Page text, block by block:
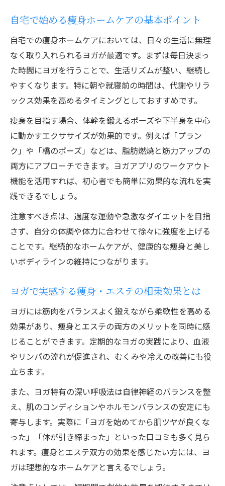
自宅で始める痩身ホームケアの基本ポイント
自宅での痩身ホームケアにおいては、日々の生活に無理
なく取り入れられるヨガが最適です。まずは毎日決まっ
た時間にヨガを行うことで、生活リズムが整い、継続し
やすくなります。特に朝や就寝前の時間は、代謝やリラ
ックス効果を高めるタイミングとしておすすめです。
痩身を目指す場合、体幹を鍛えるポーズや下半身を中心
に動かすエクササイズが効果的です。例えば「プラン
ク」や「橋のポーズ」などは、脂肪燃焼と筋力アップの
両方にアプローチできます。ヨガアプリのワークアウト
機能を活用すれば、初心者でも簡単に効果的な流れを実
践できるでしょう。
注意すべき点は、過度な運動や急激なダイエットを目指
さず、自分の体調や体力に合わせて徐々に強度を上げる
ことです。継続的なホームケアが、健康的な痩身と美し
いボディラインの維持につながります。
ヨガで実感する痩身・エステの相乗効果とは
ヨガには筋肉をバランスよく鍛えながら柔軟性を高める
効果があり、痩身とエステの両方のメリットを同時に感
じることができます。定期的なヨガの実践により、血液
やリンパの流れが促進され、むくみや冷えの改善にも役
立ちます。
また、ヨガ特有の深い呼吸法は自律神経のバランスを整
え、肌のコンディションやホルモンバランスの安定にも
寄与します。実際に「ヨガを始めてから肌ツヤが良くな
った」「体が引き締まった」といった口コミも多く見ら
れます。痩身とエステ双方の効果を感じたい方には、ヨ
ガは理想的なホームケアと言えるでしょう。